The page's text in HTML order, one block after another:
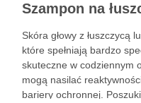
Skóra głowy z łuszczycą
które spełniają bardzo
skuteczne w codziennym
mogą nasilać
bariery ochronnej.